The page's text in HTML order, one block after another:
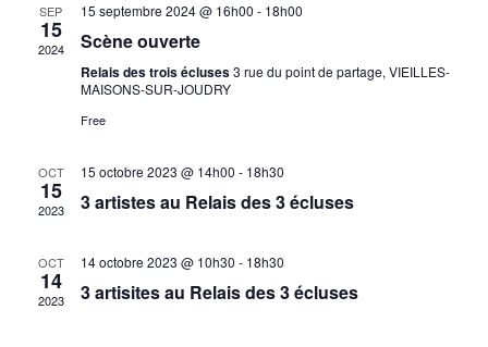
SEP
15
2024
15 septembre 2024 @ 16h00 - 18h00
Scène ouverte
Relais des trois écluses3 rue du point de partage, VIEILLES-
MAISONS-SUR-JOUDRY
Free
OCT
15
2023
15 octobre 2023 @ 14h00 - 18h30
3 artistes au Relais des 3 écluses
OCT
14
2023
14 octobre 2023 @ 10h30 - 18h30
3 artisites au Relais des 3 écluses